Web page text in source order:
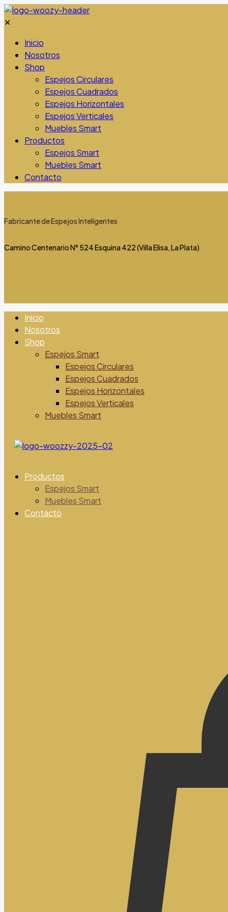
✕
Inicio
Nosotros
Shop
Espejos Circulares
Espejos Cuadrados
Espejos Horizontales
Espejos Verticales
Muebles Smart
Productos
Espejos Smart
Muebles Smart
Contacto
Fabricante de Espejos Inteligentes
Camino Centenario N° 524 Esquina 422 (Villa Elisa, La Plata)
Inicio
Nosotros
Shop
Espejos Smart
Espejos Circulares
Espejos Cuadrados
Espejos Horizontales
Espejos Verticales
Muebles Smart
Productos
Espejos Smart
Muebles Smart
Contacto